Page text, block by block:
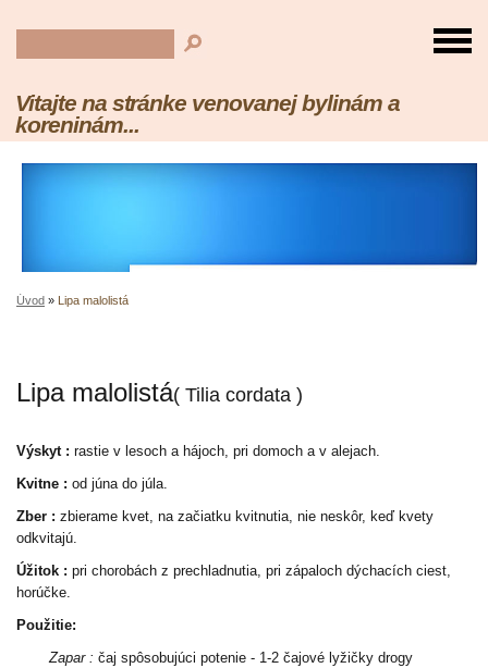
Vitajte na stránke venovanej bylinám a
koreninám...
Úvod » Lipa malolistá
Lipa malolistá( Tilia cordata )
Výskyt : rastie v lesoch a hájoch, pri domoch a v alejach.
Kvitne : od júna do júla.
Zber : zbierame kvet, na začiatku kvitnutia, nie neskôr, keď kvety
odkvitajú.
Úžitok : pri chorobách z prechladnutia, pri zápaloch dýchacích ciest,
horúčke.
Použitie:
Zapar : čaj spôsobujúci potenie - 1-2 čajové lyžičky drogy